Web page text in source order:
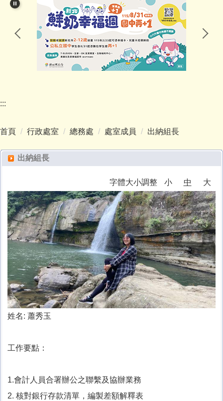
閱讀教育專區
新北市課程計畫資源網
114學年度第2學期課程計畫備查通過備查
教師班級網頁
課程計畫專區
家庭教育專區
午餐專區
校外人士協助教學或活動專區
台灣母語日專區
防災教育專區
校園開放
:::
首頁 行政處室 總務處 處室成員 出納組長
出納組長
字體大小調整 小 中 大
姓名: 蕭秀玉
工作要點：
1.會計人員合署辦公之聯繫及協辦業務
2. 核對銀行存款清單，編製差額解釋表